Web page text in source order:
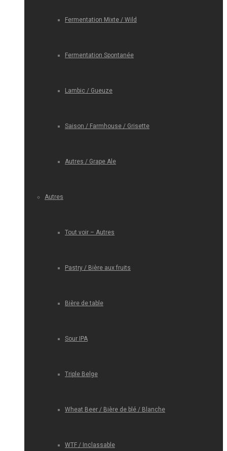
Fermentation Mixte / Wild
Fermentation Spontanée
Lambic / Gueuze
Saison / Farmhouse / Grisette
Autres / Grape Ale
Autres
Tout voir – Autres
Pastry / Bière aux fruits
Bière de table
Sour IPA
Triple Belge
Wheat Beer / Bière de blé / Blanche
WTF / Inclassable